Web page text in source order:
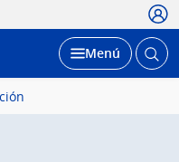
Desplegar
Menú Abrir